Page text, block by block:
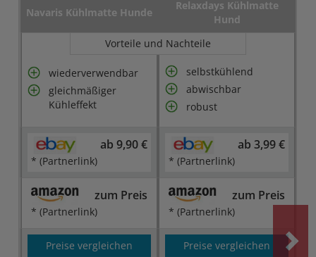
Navaris Kühlmatte Hunde
Relaxdays Kühlmatte
Hund
Vorteile und Nachteile
wiederverwendbar
gleichmäßiger
Kühleffekt
selbstkühlend
abwischbar
robust
ab 9,90 €
* (Partnerlink)
ab 3,99 €
* (Partnerlink)
zum Preis
* (Partnerlink)
zum Preis
* (Partnerlink)
Preise vergleichen Preise vergleichen